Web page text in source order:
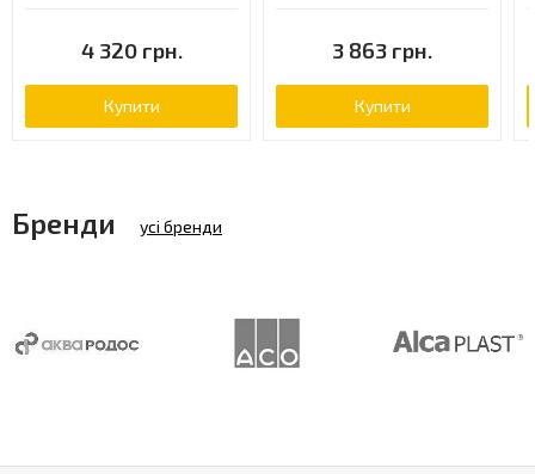
4 320 грн.
Купити
3 863 грн.
Купити
Бренди усі бренди